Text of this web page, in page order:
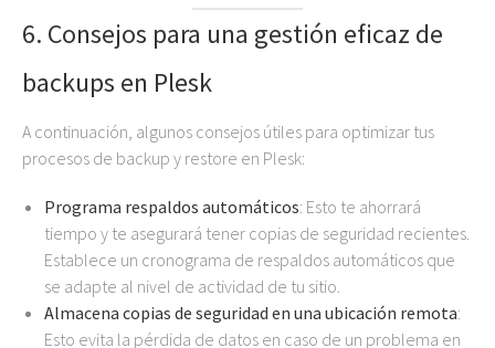
6. Consejos para una gestión eficaz de
backups en Plesk
A continuación, algunos consejos útiles para optimizar tus
procesos de backup y restore en Plesk:
Programa respaldos automáticos: Esto te ahorrará
tiempo y te asegurará tener copias de seguridad recientes.
Establece un cronograma de respaldos automáticos que
se adapte al nivel de actividad de tu sitio.
Almacena copias de seguridad en una ubicación remota:
Esto evita la pérdida de datos en caso de un problema en